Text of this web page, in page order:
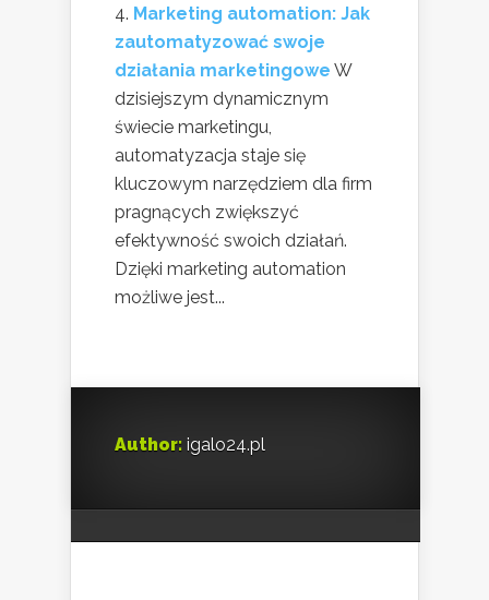
Marketing automation: Jak
zautomatyzować swoje
działania marketingowe W
dzisiejszym dynamicznym
świecie marketingu,
automatyzacja staje się
kluczowym narzędziem dla firm
pragnących zwiększyć
efektywność swoich działań.
Dzięki marketing automation
możliwe jest...
Author: igalo24.pl